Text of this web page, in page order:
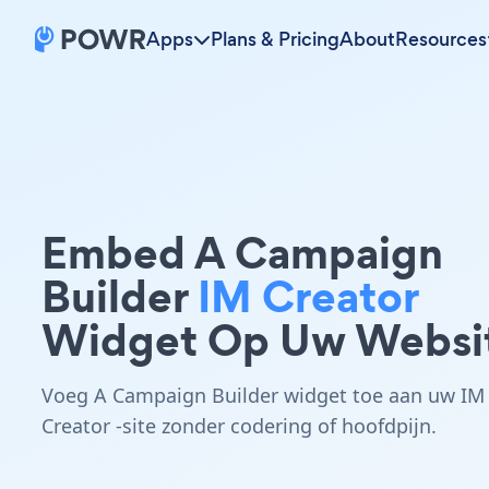
Apps Plans & PricingAboutResources
Embed A Campaign
BuilderIM Creator
Widget Op Uw
Voeg A Campaign Builder widget toe aan uw IM
Creator -site zonder codering of hoofdpijn.